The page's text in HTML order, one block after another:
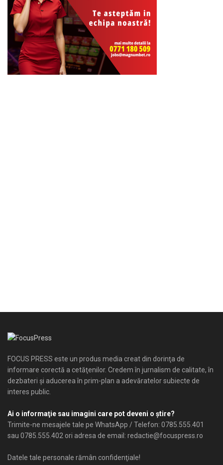
FOCUS PRESS este un produs media creat din dorinţa de
informare corectă a cetăţenilor. Credem în jurnalism de calitate, în
dezbateri şi aducerea în prim-plan a adevăratelor subiecte de
interes public.
Ai o informaţie sau imagini care pot deveni o ştire?
Trimite-ne mesajele tale pe WhatsApp / Telefon: 0785.555.401
sau 0785.555.402 ori adresa de email: redactie@focuspress.ro
Datele tale personale rămân confidenţiale!